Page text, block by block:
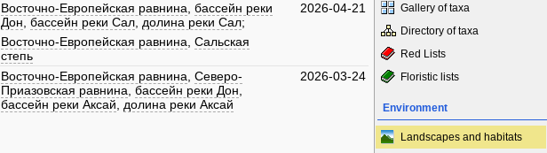
Восточно-Европейская равнина бассейн реки
Дон бассейн реки Сал долина реки Сал;
Восточно-Европейская равнина Сальская
степь
2026-04-21
Восточно-Европейская равнина Северо-
Приазовская равнина бассейн реки Дон
бассейн реки Аксай
долина реки Аксай
2026-03-24
Gallery of taxa
Directory of taxa
Red Lists
Floristic lists
Environment
Landscapes and habitats